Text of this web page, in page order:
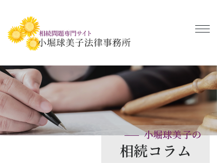
小堀球美子の
相続コラム